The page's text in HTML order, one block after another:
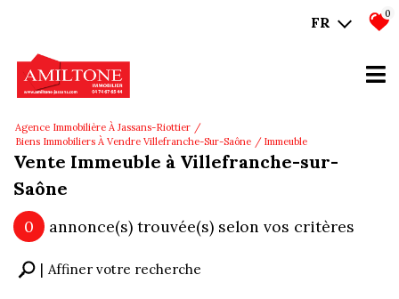
FR
0
Agence Immobilière À Jassans-Riottier
Biens Immobiliers À Vendre Villefranche-Sur-Saône
Immeuble
Vente Immeuble à Villefranche-sur-
Saône
0 annonce(s) trouvée(s) selon vos critères
Affiner votre recherche